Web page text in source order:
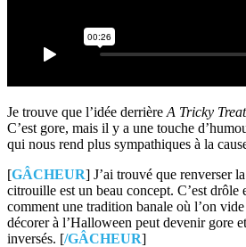
Je trouve que l’idée derrière A Tricky Treat
C’est gore, mais il y a une touche
qui nous rend plus sympathiques à la
[GÂCHEUR] J’ai trouvé que renverser
citrouille est un beau concept. C’est drôle
comment une tradition banale où l’on
décorer à l’Halloween peut devenir gore
inversés. [/GÂCHEUR]